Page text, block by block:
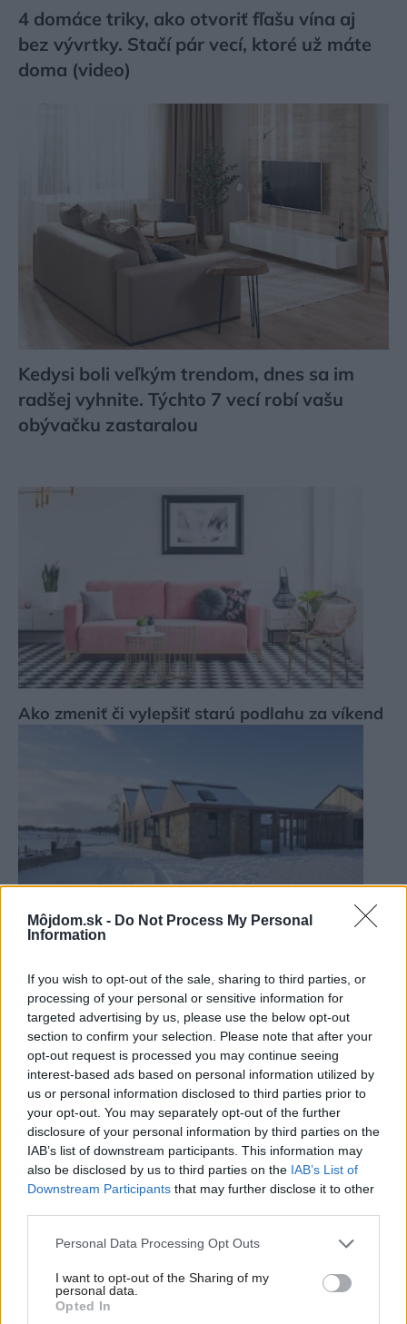
Môjdom.sk - Do Not Process My Personal
Information
If you wish to opt-out of the sale, sharing to third parties, or
processing of your personal or sensitive information for
targeted advertising by us, please use the below opt-out
section to confirm your selection. Please note that after your
opt-out request is processed you may continue seeing
interest-based ads based on personal information utilized by
us or personal information disclosed to third parties prior to
your opt-out. You may separately opt-out of the further
disclosure of your personal information by third parties on the
IAB’s list of downstream participants. This information may
also be disclosed by us to third parties on the IAB’s List of
Downstream Participants that may further disclose it to other
Please note that this website/app uses one or more Google
not limited to your visit or usage behaviour. You may click to
grant or deny consent to Google and its third-party tags to
use your data for below specified purposes in below Google
Personal Data Processing Opt Outs
I want to opt-out of the Sharing of my
personal data.
Opted In
4 domáce triky, ako otvoriť fľašu vína aj
bez vývrtky. Stačí pár vecí, ktoré už máte
doma (video)
Kedysi boli veľkým trendom, dnes sa im
radšej vyhnite. Týchto 7 vecí robí vašu
obývačku zastaralou
Ako zmeniť či vylepšiť starú podlahu za víkend
Ručne očistili až 4 000 starých tehál z
svojom novom dome